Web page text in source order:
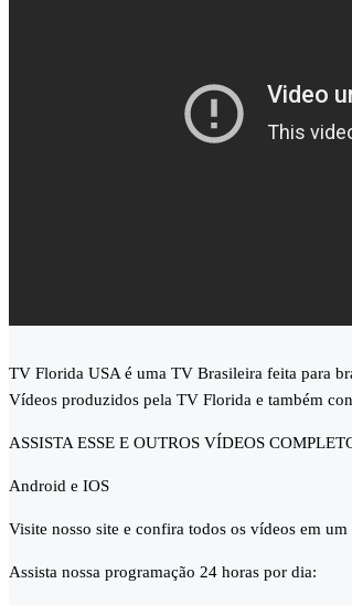
TV Florida USA é uma TV Brasileira feita para
Vídeos produzidos pela TV Florida e também
ASSISTA ESSE E OUTROS VÍDEOS
Android e IOS
Visite nosso site e confira todos os vídeos em
Assista nossa programação 24 horas por dia: